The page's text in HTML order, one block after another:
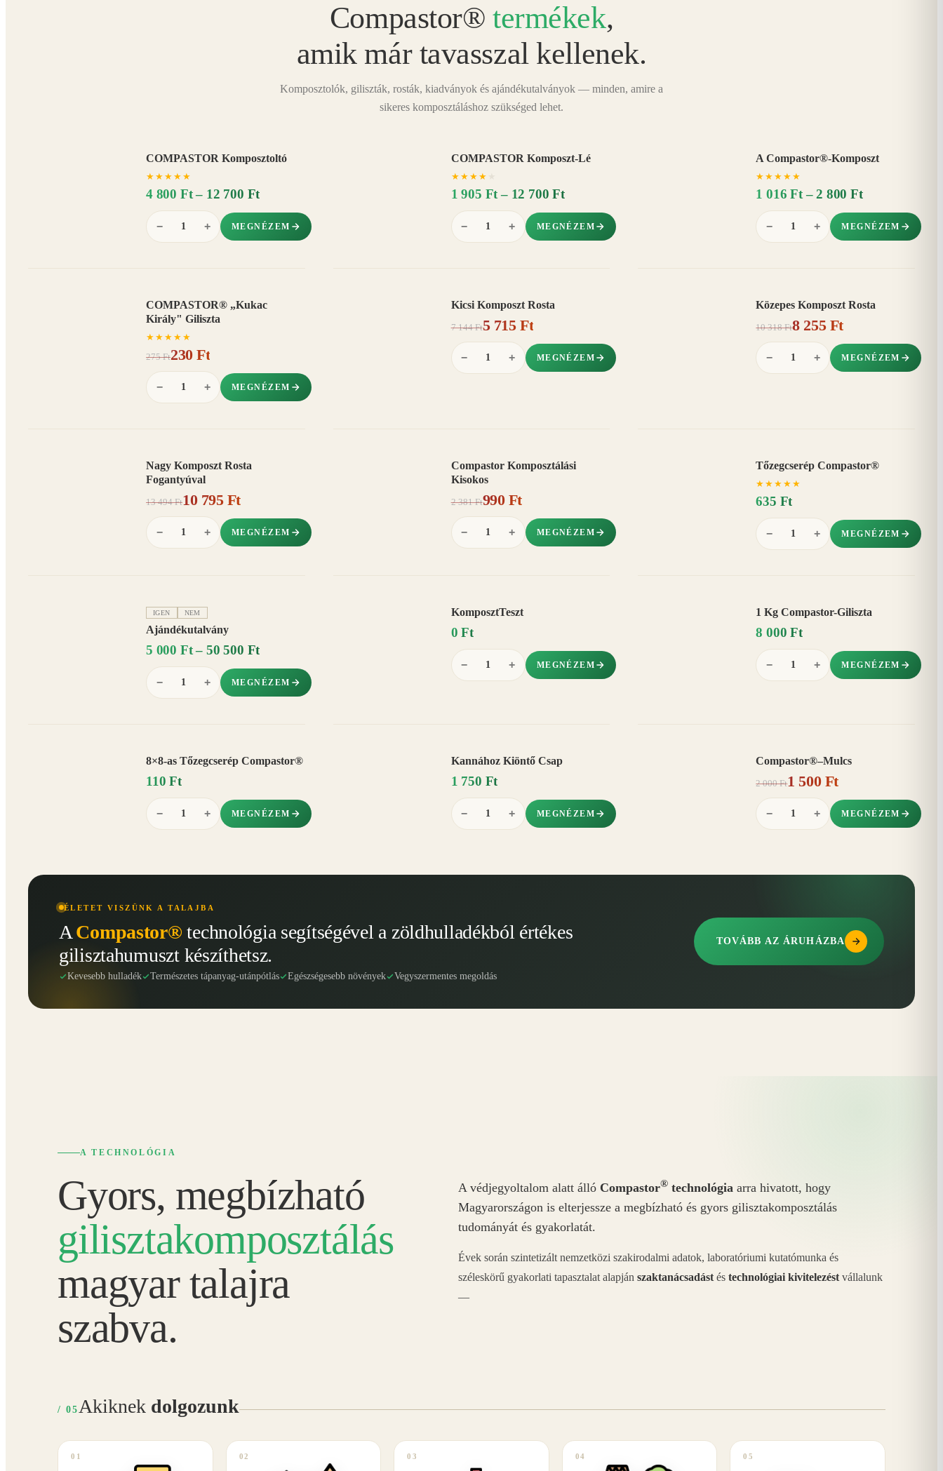
Compastor®termékek,
amik már tavasszal kellenek.
Komposztolók, giliszták, rosták, kiadványok és ajándékutalványok — minden, amire a
sikeres komposztáláshoz szükséged lehet.
COMPASTOR Komposztoltó
★ ★ ★ ★ ★
4 800 Ft – 12 700 Ft
− + MEGNÉZEM
COMPASTOR Komposzt-Lé
★ ★ ★ ★
1 905 Ft – 12 700 Ft
− + MEGNÉZEM
A Compastor®-Komposzt
★ ★ ★ ★ ★
1 016 Ft – 2 800 Ft
− + MEGNÉZEM
COMPASTOR® „Kukac
Király" Giliszta
★ ★ ★ ★ ★
275 Ft230 Ft
− + MEGNÉZEM
Kicsi Komposzt Rosta
7 144 Ft5 715 Ft
− + MEGNÉZEM
Közepes Komposzt Rosta
10 318 Ft8 255 Ft
− + MEGNÉZEM
Nagy Komposzt Rosta
Fogantyúval
13 494 Ft10 795 Ft
− + MEGNÉZEM
Compastor Komposztálási
Kisokos
2 381 Ft990 Ft
− + MEGNÉZEM
Tőzegcserép Compastor®
★ ★ ★ ★ ★
635 Ft
− + MEGNÉZEM
IGEN NEM
Ajándékutalvány
5 000 Ft – 50 500 Ft
− + MEGNÉZEM
KomposztTeszt
0 Ft
− + MEGNÉZEM
1 Kg Compastor-Giliszta
8 000 Ft
− + MEGNÉZEM
8×8-as Tőzegcserép Compastor®
110 Ft
− + MEGNÉZEM
Kannához Kiöntő Csap
1 750 Ft
− + MEGNÉZEM
Compastor®–Mulcs
2 000 Ft1 500 Ft
− + MEGNÉZEM
ÉLETET VISZÜNK A TALAJBA
A Compastor® technológia segítségével a zöldhulladékból értékes
gilisztahumuszt készíthetsz.
Kevesebb hulladék Természetes tápanyag-utánpótlás Egészségesebb növények Vegyszermentes megoldás
TOVÁBB AZ ÁRUHÁZBA
A TECHNOLÓGIA
Gyors, megbízható
gilisztakomposztálás
magyar talajra
szabva.
A védjegyoltalom alatt álló Compastor® technológia arra hivatott, hogy
Magyarországon is elterjessze a megbízható és gyors gilisztakomposztálás
tudományát és gyakorlatát.
Évek során szintetizált nemzetközi szakirodalmi adatok, laboratóriumi kutatómunka és
széleskörű gyakorlati tapasztalat alapjánszaktanácsadást és technológiai kivitelezést vállalunk
—
/ 05 Akiknek dolgozunk
01 02 03 04 05